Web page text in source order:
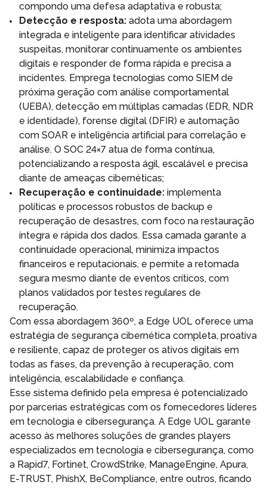
compondo uma defesa adaptativa e robusta;
Detecção e resposta: adota uma abordagem
integrada e inteligente para identificar atividades
suspeitas, monitorar continuamente os ambientes
digitais e responder de forma rápida e precisa a
incidentes. Emprega tecnologias como SIEM de
próxima geração com análise comportamental
(UEBA), detecção em múltiplas camadas (EDR, NDR
e identidade), forense digital (DFIR) e automação
com SOAR e inteligência artificial para correlação e
análise. O SOC 24×7 atua de forma contínua,
potencializando a resposta ágil, escalável e precisa
diante de ameaças cibernéticas;
Recuperação e continuidade: implementa
políticas e processos robustos de backup e
recuperação de desastres, com foco na restauração
íntegra e rápida dos dados. Essa camada garante a
continuidade operacional, minimiza impactos
financeiros e reputacionais, e permite a retomada
segura mesmo diante de eventos críticos, com
planos validados por testes regulares de
recuperação.
Com essa abordagem 360º, a Edge UOL oferece uma
estratégia de segurança cibernética completa, proativa
e resiliente, capaz de proteger os ativos digitais em
todas as fases, da prevenção à recuperação, com
inteligência, escalabilidade e confiança.
Esse sistema definido pela empresa é potencializado
por parcerias estratégicas com os fornecedores líderes
em tecnologia e cibersegurança. A Edge UOL garante
acesso às melhores soluções de grandes players
especializados em tecnologia e cibersegurança, como
a Rapid7, Fortinet, CrowdStrike, ManageEngine, Apura,
E-TRUST, PhishX, BeCompliance, entre outros, ficando